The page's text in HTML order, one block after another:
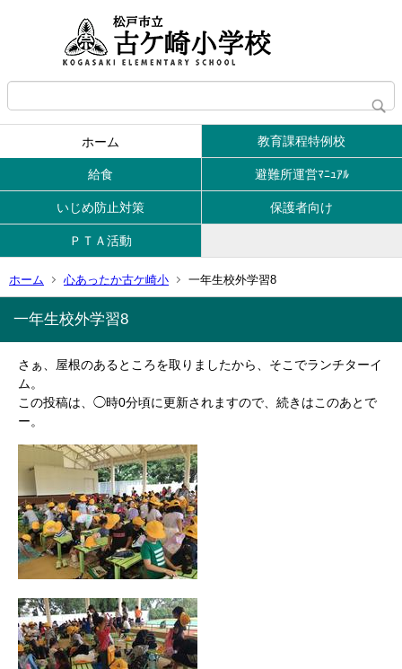
ホーム 教育課程特例校
給食 避難所運営ﾏﾆｭｱﾙ
いじめ防止対策 保護者向け
ＰＴＡ活動
ホーム 心あったか古ケ崎小 一年生校外学習8
一年生校外学習8
さぁ、屋根のあるところを取りましたから、そこでランチターイ
ム。
この投稿は、◯時0分頃に更新されますので、続きはこのあとで
ー。